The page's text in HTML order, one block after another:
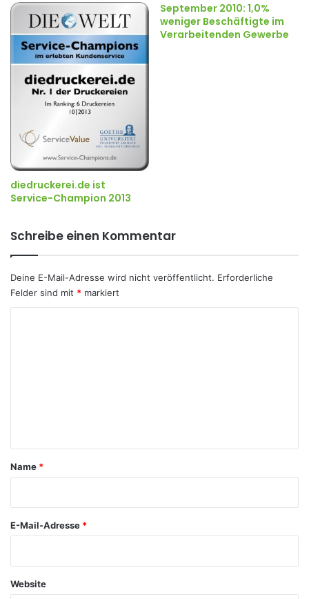
diedruckerei.de ist
Service-Champion 2013
September 2010: 1,0%
weniger Beschäftigte im
Verarbeitenden Gewerbe
Schreibe einen Kommentar
Deine E-Mail-Adresse wird nicht veröffentlicht. Erforderliche
Felder sind mit * markiert
a
Name *
E-Mail-Adresse *
Website